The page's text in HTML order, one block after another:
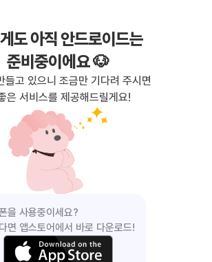
도 아직 안드로이드는
준비중이에요 🐶
들고 있으니 조금만 기다려 주시면
은 서비스를 제공해드릴게요!
을 사용중이세요?
면 앱스토어에서 바로 다운로드!